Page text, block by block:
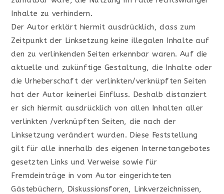
Inhalte zu verhindern.
Der Autor erklärt hiermit ausdrücklich, dass zum
Zeitpunkt der Linksetzung keine illegalen Inhalte auf
den zu verlinkenden Seiten erkennbar waren. Auf die
aktuelle und zukünftige Gestaltung, die Inhalte oder
die Urheberschaft der verlinkten/verknüpften Seiten
hat der Autor keinerlei Einfluss. Deshalb distanziert
er sich hiermit ausdrücklich von allen Inhalten aller
verlinkten /verknüpften Seiten, die nach der
Linksetzung verändert wurden. Diese Feststellung
gilt für alle innerhalb des eigenen Internetangebotes
gesetzten Links und Verweise sowie für
Fremdeinträge in vom Autor eingerichteten
Gästebüchern, Diskussionsforen, Linkverzeichnissen,